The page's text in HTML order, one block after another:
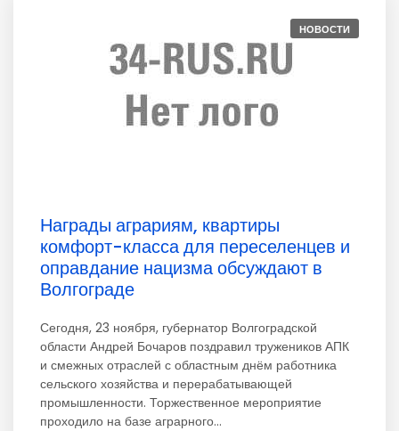
НОВОСТИ
Награды аграриям, квартиры
комфорт-класса для переселенцев и
оправдание нацизма обсуждают в
Волгограде
Сегодня, 23 ноября, губернатор Волгоградской
области Андрей Бочаров поздравил тружеников АПК
и смежных отраслей с областным днём работника
сельского хозяйства и перерабатывающей
промышленности. Торжественное мероприятие
проходило на базе аграрного...